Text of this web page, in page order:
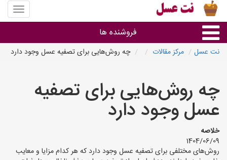
منوی
سایت
عسل
فروشنده ها
استان ها
نت عسل مرکز مقالات چه روش‌هایی برای تصفیه عسل وجود دارد
چه روش‌هایی برای تصفیه
عسل وجود دارد
خلاصه
1404/06/09
روش‌های مختلفی برای تصفیه عسل وجود دارد که هر کدام مزایا و معایب